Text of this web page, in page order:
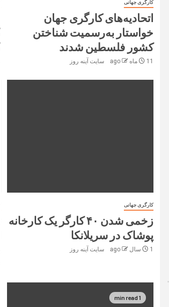
کارگری جهانی
اتحادیه‌های کارگری جهان
خواستار به‌رسمیت شناختن
کشور فلسطین شدند
11 ماه ago سایت آینه‌ روز
کارگری جهانی
زخمی شدن ۴۰ کارگر یک کارخانه
پوشاک در سریلانکا
1 سال ago سایت آینه‌ روز
1 min read